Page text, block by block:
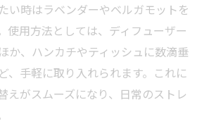
い時はラベンダーやベルガモットを
使用方法としては、ディフューザー
か、ハンカチやティッシュに数滴垂
、手軽に取り入れられます。これに
えがスムーズになり、日常のストレ